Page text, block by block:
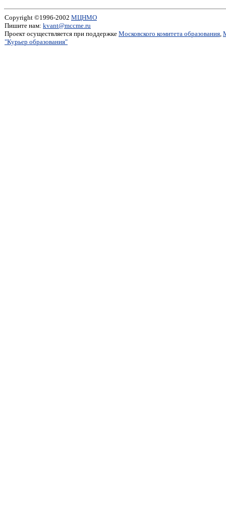
Copyright ©1996-2002 МЦНМО
Пишите нам: kvant@mccme.ru
Проект осуществляется при поддержке Московского комитета образования,
"Курьер образования"